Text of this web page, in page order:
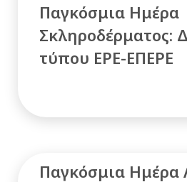
Παγκόσμια Ημέρα
Σκληροδέρματος:
τύπου ΕΡΕ-ΕΠΕΡΕ
Παγκόσμια Ημέρα